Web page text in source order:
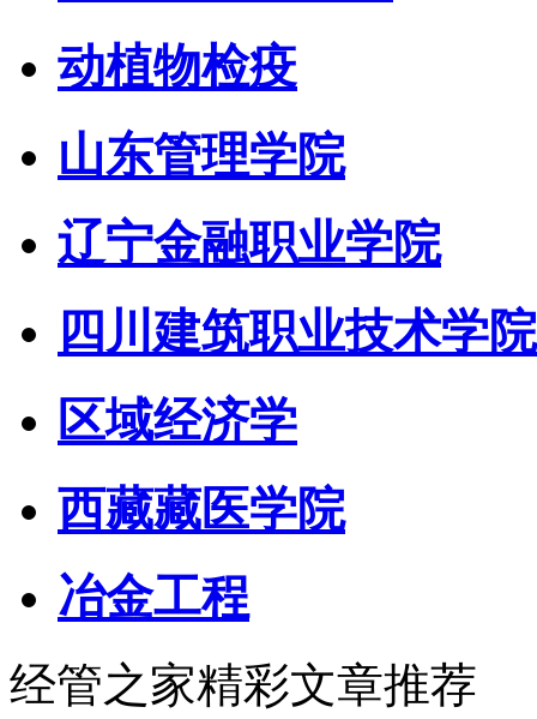
动植物检疫
山东管理学院
辽宁金融职业学院
四川建筑职业技术学院
区域经济学
西藏藏医学院
冶金工程
经管之家精彩文章推荐